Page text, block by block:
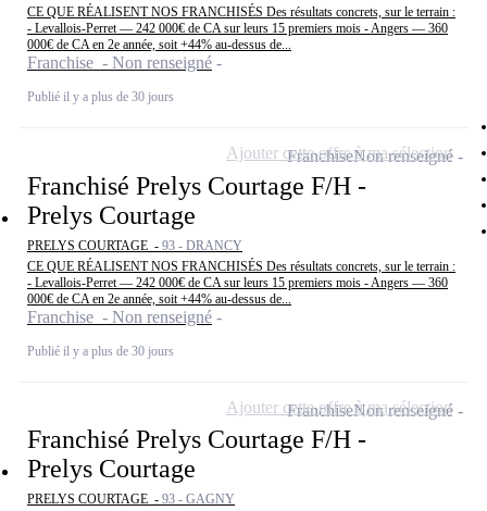
CE QUE RÉALISENT NOS FRANCHISÉS Des résultats concrets, sur le terrain :
- Levallois-Perret — 242 000€ de CA sur leurs 15 premiers mois - Angers — 360
000€ de CA en 2e année, soit +44% au-dessus de...
Franchise - Non renseigné
Publié il y a plus de 30 jours
Franchisé Prelys Courtage F/H -
Prelys Courtage
PRELYS COURTAGE - 93 - DRANCY
CE QUE RÉALISENT NOS FRANCHISÉS Des résultats concrets, sur le terrain :
- Levallois-Perret — 242 000€ de CA sur leurs 15 premiers mois - Angers — 360
000€ de CA en 2e année, soit +44% au-dessus de...
Franchise - Non renseigné
Publié il y a plus de 30 jours
FranchiseNon renseigné
Ajouter cette offre à ma sélection
Franchisé Prelys Courtage F/H -
Prelys Courtage
PRELYS COURTAGE - 93 - GAGNY
FranchiseNon renseigné
Ajouter cette offre à ma sélection